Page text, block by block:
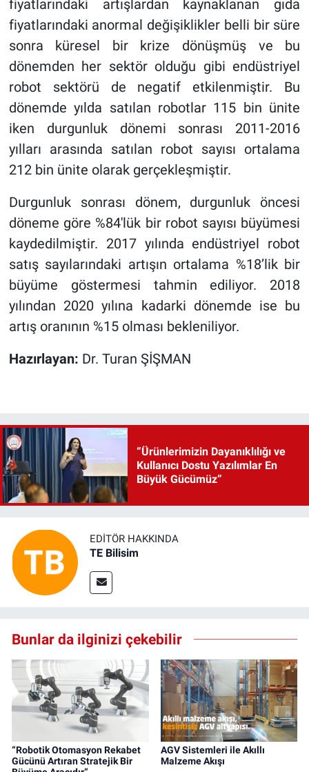
fiyatlarındaki artışlardan kaynaklanan gıda
fiyatlarındaki anormal değişiklikler belli bir süre
sonra küresel bir krize dönüşmüş ve bu
dönemden her sektör olduğu gibi endüstriyel
robot sektörü de negatif etkilenmiştir. Bu
dönemde yılda satılan robotlar 115 bin ünite
iken durgunluk dönemi sonrası 2011-2016
yılları arasında satılan robot sayısı ortalama
212 bin ünite olarak gerçekleşmiştir.
Durgunluk sonrası dönem, durgunluk öncesi
döneme göre %84'lük bir robot sayısı büyümesi
kaydedilmiştir. 2017 yılında endüstriyel robot
satış sayılarındaki artışın ortalama %18’lik bir
büyüme göstermesi tahmin ediliyor. 2018
yılından 2020 yılına kadarki dönemde ise bu
artış oranının %15 olması bekleniliyor.
Hazırlayan: Dr. Turan ŞİŞMAN
“Ürünlerimizin Dayanıklılığı ve
Kullanıcı Dostu Yazılımlar En
Büyük Gücümüz”
EDITÖR HAKKINDA
TE Bilisim
Bunlar da ilginizi çekebilir
“Robotik Otomasyon Rekabet
Gücünü Artıran Stratejik Bir
AGV Sistemleri ile Akıllı
Malzeme Akışı